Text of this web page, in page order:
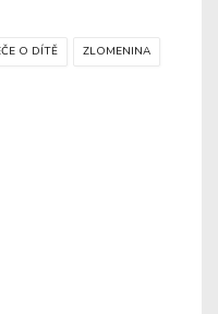
O DÍTĚ ZLOMENINA